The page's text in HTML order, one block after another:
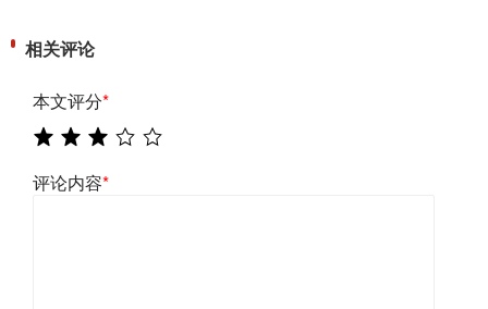
相关评论
本文评分*
评论内容*